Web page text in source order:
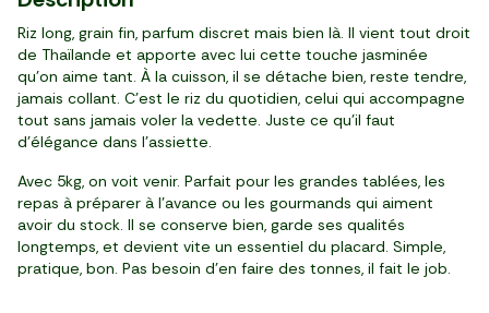
Riz long, grain fin, parfum discret mais bien là. Il vient tout droit
de Thaïlande et apporte avec lui cette touche jasminée
qu’on aime tant. À la cuisson, il se détache bien, reste tendre,
jamais collant. C’est le riz du quotidien, celui qui accompagne
tout sans jamais voler la vedette. Juste ce qu’il faut
d’élégance dans l’assiette.
Avec 5kg, on voit venir. Parfait pour les grandes tablées, les
repas à préparer à l’avance ou les gourmands qui aiment
avoir du stock. Il se conserve bien, garde ses qualités
longtemps, et devient vite un essentiel du placard. Simple,
pratique, bon. Pas besoin d’en faire des tonnes, il fait le job.